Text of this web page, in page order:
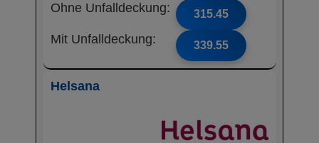
Ohne Unfalldeckung: 315.45
Mit Unfalldeckung: 339.55
Helsana